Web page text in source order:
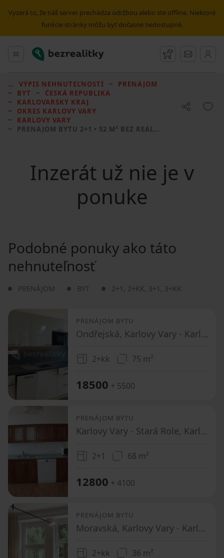
Vyzerá to, že náš server prechádza údržbou alebo ste offline. Niektoré
funkcie stránky môžu byť dočasne nedostupné.
Hlavné menu
Bezrealitky Strážny pes
Správy
VÝPIS NEHNUTEĽNOSTÍ
PRENÁJOM
BYT
ČESKÁ REPUBLIKA
KARLOVARSKÝ KRAJ
OKRES KARLOVY VARY
KARLOVY VARY
PRENÁJOM BYTU 2+1 • 52 M² BEZ REALITKY
Inzerát už nie je v
ponuke
Podobné ponuky ako táto
nehnuteľnosť
PRENÁJOM BYT 2+1 , 2+KK, 3+1 , 3+KK
PRENÁJOM BYTU
Ondřejská, Karlovy Vary - Karlovy Vary, Karlovarský kraj
2+kk 75 m²
18500 + 5500
PRENÁJOM BYTU
Karlovy Vary - Stará Role, Karlovarský kraj
2+1 68 m²
12800 + 4100
PRENÁJOM BYTU
Moravská, Karlovy Vary - Karlovy Vary, Karlovarský kraj
2+kk 36 m²